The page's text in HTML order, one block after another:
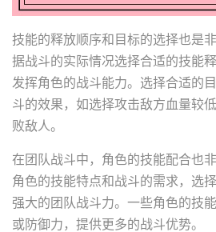
技能的释放顺序和目标的选择也是
据战斗的实际情况选择合适的技能
发挥角色的战斗能力。选择合适的
斗的效果，如选择攻击敌方血量较
败敌人。
在团队战斗中，角色的技能配合也
角色的技能特点和战斗的需求，选
强大的团队战斗力。一些角色的技
或防御力，提供更多的战斗优势。